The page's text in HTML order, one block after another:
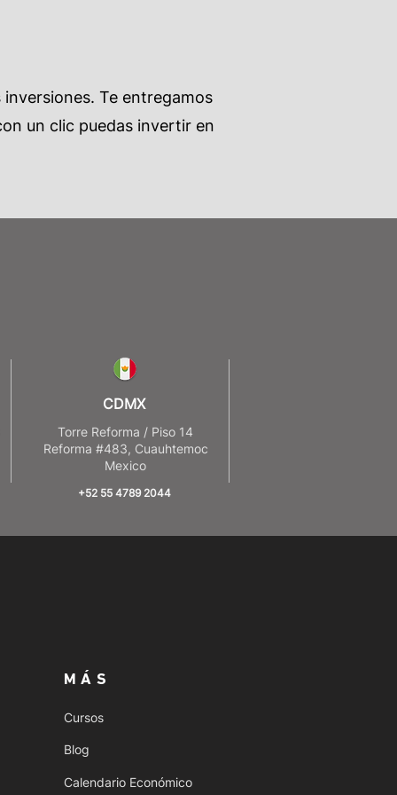
Te entregamos
un clic puedas invertir en
CDMX
Torre Reforma / Piso 14
Reforma #483, Cuauhtemoc
Mexico
+52 55 4789 2044
MÁS
Cursos
Blog
Calendario Económico